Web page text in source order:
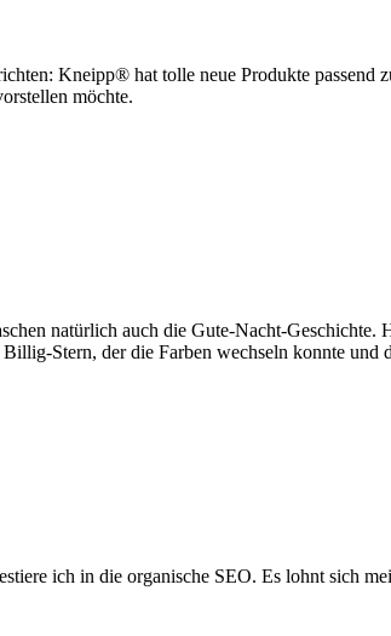
Kneipp® hat tolle neue Produkte passend
möchte.
natürlich auch die Gute-Nacht-Geschichte.
Stern, der die Farben wechseln konnte und
ich in die organische SEO. Es lohnt sich